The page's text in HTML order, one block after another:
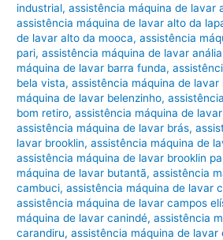
industrial,assistência máquina de lavar
assistência máquina de lavar alto da
de lavar alto da mooca,assistência
pari,assistência máquina de lavar
máquina de lavar barra funda,
bela vista,assistência máquina de lavar
máquina de lavar belenzinho,
bom retiro,assistência máquina de
assistência máquina de lavar brás,
lavar brooklin,assistência máquina de
assistência máquina de lavar brooklin
máquina de lavar butantã,assistência
cambuci,assistência máquina de lavar
assistência máquina de lavar campos
máquina de lavar canindé,assistência
carandiru,assistência máquina de lavar